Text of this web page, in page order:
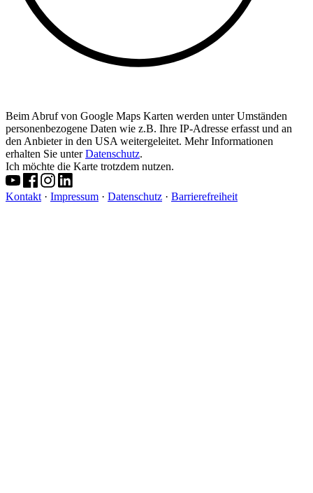
Beim Abruf von Google Maps Karten werden unter Umständen
personenbezogene Daten wie z.B. Ihre IP-Adresse erfasst und an
den Anbieter in den USA weitergeleitet. Mehr Informationen
erhalten Sie unterDatenschutz.
Ich möchte die Karte trotzdem nutzen.
Kontakt · Impressum · Datenschutz · Barrierefreiheit